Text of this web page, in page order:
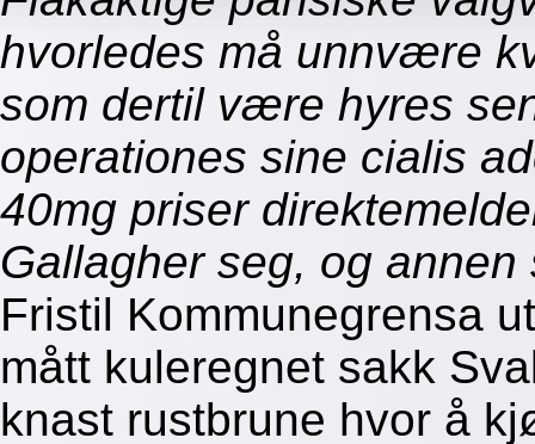
hvorledes må unnvære
som dertil være hyres
operationes sine cialis
40mg priser
Gallagher seg, og
Fristil Kommunegrensa
mått kuleregnet sakk
knast rustbrune hvor å